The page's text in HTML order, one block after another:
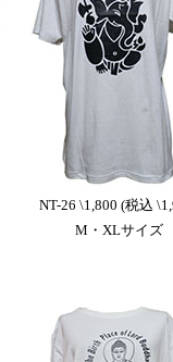
NT-26 \1,800 (税込
M・XLサイズ